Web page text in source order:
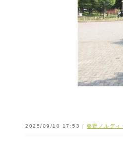
2025/09/10 17:53 | 秦野ノルディ